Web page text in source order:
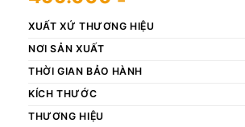
XUẤT XỨ THƯƠNG HIỆU
NƠI SẢN XUẤT
THỜI GIAN BẢO HÀNH
KÍCH THƯỚC
THƯƠNG HIỆU